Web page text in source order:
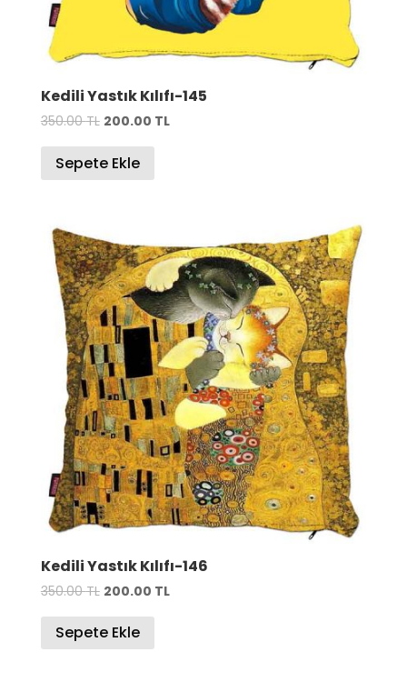
Kedili Yastık Kılıfı-145
350.00TL Orijinal
350.00 TL.
200.00 TLŞu
Sepete Ekle
Kedili Yastık Kılıfı-146
350.00TL Orijinal
350.00 TL.
200.00 TLŞu
Sepete Ekle